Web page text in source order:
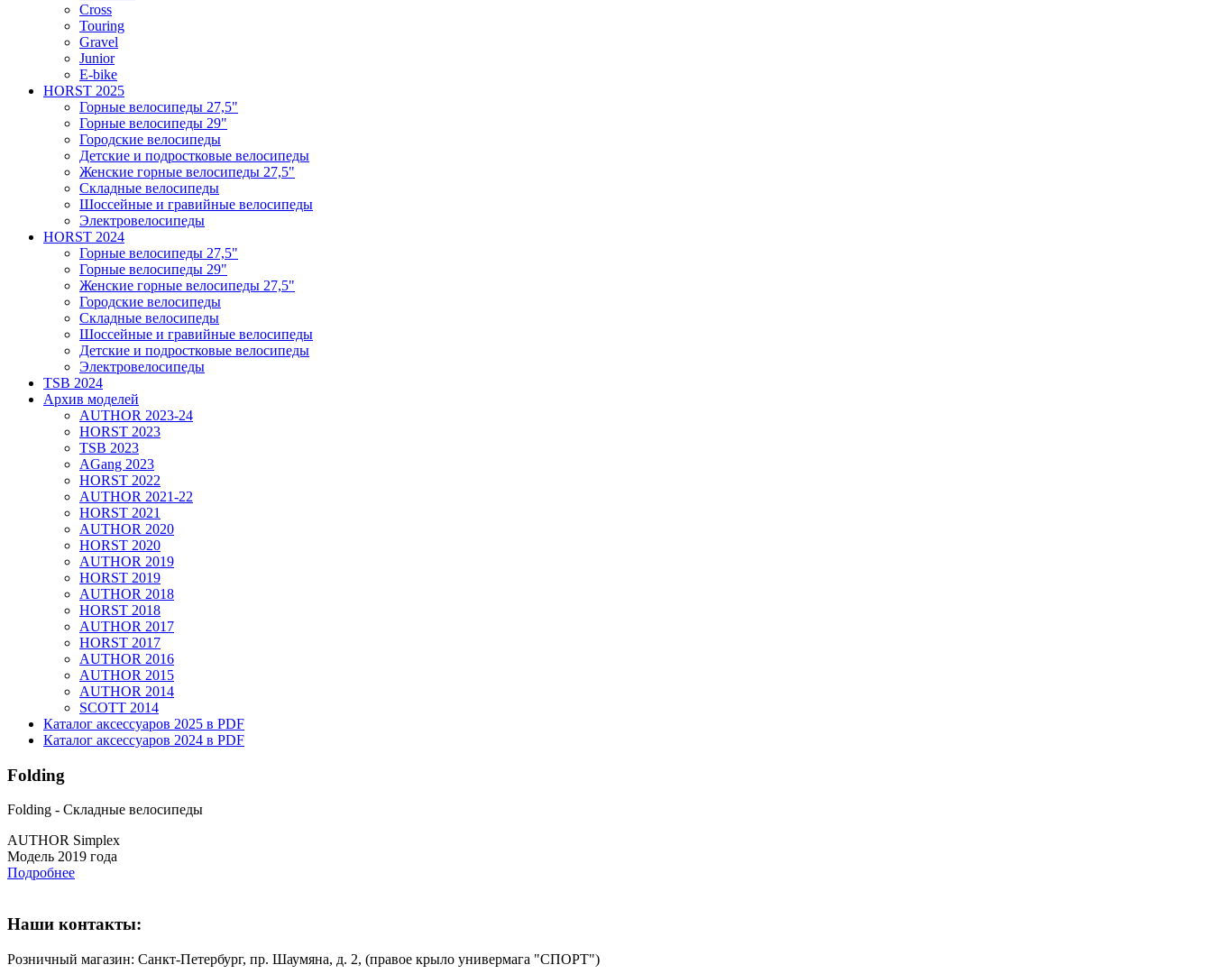
Cross
Touring
Gravel
Junior
E-bike
HORST 2025
Горные велосипеды 27,5"
Горные велосипеды 29"
Городские велосипеды
Детские и подростковые велосипеды
Женские горные велосипеды 27,5"
Складные велосипеды
Шоссейные и гравийные велосипеды
Электровелосипеды
HORST 2024
Горные велосипеды 27,5"
Горные велосипеды 29"
Женские горные велосипеды 27,5"
Городские велосипеды
Складные велосипеды
Шоссейные и гравийные велосипеды
Детские и подростковые велосипеды
Электровелосипеды
TSB 2024
Архив моделей
AUTHOR 2023-24
HORST 2023
TSB 2023
AGang 2023
HORST 2022
AUTHOR 2021-22
HORST 2021
AUTHOR 2020
HORST 2020
AUTHOR 2019
HORST 2019
AUTHOR 2018
HORST 2018
AUTHOR 2017
HORST 2017
AUTHOR 2016
AUTHOR 2015
AUTHOR 2014
SCOTT 2014
Каталог аксессуаров 2025 в PDF
Каталог аксессуаров 2024 в PDF
Folding
Folding - Складные велосипеды
AUTHOR Simplex
Модель 2019 года
Подробнее
Наши контакты:
Розничный магазин: Санкт-Петербург, пр. Шаумяна, д. 2, (правое крыло универмага "СПОРТ")